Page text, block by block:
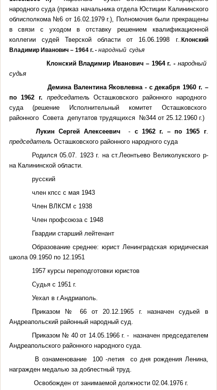
народного суда (приказ начальника отдела Юстиции Калининского
облисполкома №6 от 16.02.1979 г.), Полномочия были прекращены
в связи с уходом в отставку решением квалификационной
коллегии судей Тверской области от 16.06.1998 г.. Клонский
Владимир Иванович – 1964 г. - народный судья
Клонский Владимир Иванович – 1964 г. - народный
судья
Демина Валентина Яковлевна - с декабря1960 г. –
по1962 г. председатель Осташковского районного народного
суда(решение Исполнительный комитет Осташковского
районного Совета депутатов трудящихся №344 от 25.12.1960 г.)
Лукин Сергей Алексеевич
- с 1962 г. – по 1965 г.
председатель Осташковского районного народного суда
Родился 05.07. 1923 г. на ст.Леонтьево Великолукского р-
на Калининской области.
русский
член кпсс с мая 1943
Член ВЛКСМ с 1938
Член профсоюза с 1948
Гвардии старший лейтенант
Образование среднее: юрист Ленинградская юридическая
школа 09.1950 по 12.1951
1957 курсы переподготовки юристов
Судья с 1951 г.
Уехал в г.Андриаполь.
Приказом № 66 от 20.12.1965 г. назначен судьей в
Андреапольский районный народный суд.
Приказом № 40 от 14.05.1966 г. - назначен председателем
Андреапольского районного народного суда.
В ознаменование
100 -летия
со дня рождения Ленина,
награжден медалью за доблестный труд.
Освобожден от занимаемой должности 02.04.1976 г.